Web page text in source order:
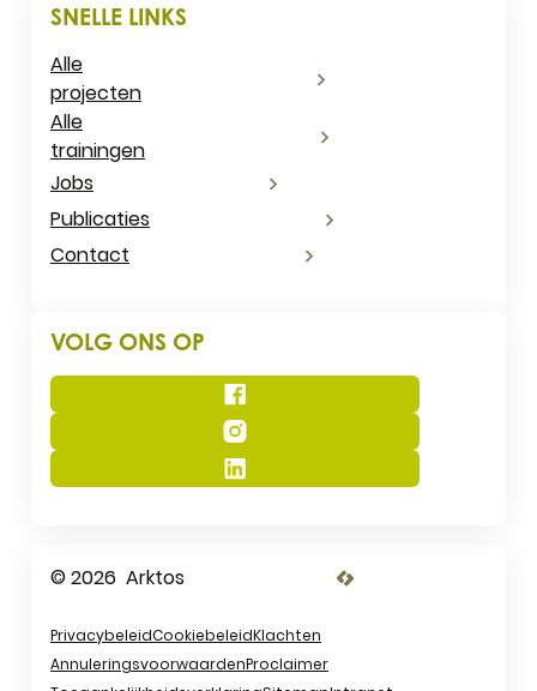
SNELLE LINKS
Alle
projecten
Alle
trainingen
Jobs
Publicaties
Contact
VOLG ONS OP
Facebook
Instagram
LinkedIn
© 2026 Arktos
PrivacybeleidCookiebeleidKlachten
AnnuleringsvoorwaardenProclaimer